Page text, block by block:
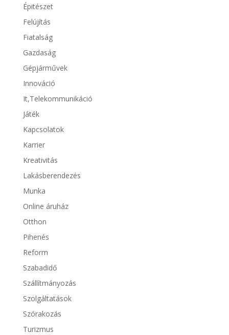
Épitészet
Felújítás
Fiatalság
Gazdaság
Gépjárművek
Innováció
It,Telekommunikáció
Játék
Kapcsolatok
Karrier
Kreativitás
Lakásberendezés
Munka
Online áruház
Otthon
Pihenés
Reform
Szabadidő
Szállítmányozás
Szolgáltatások
Szórakozás
Turizmus